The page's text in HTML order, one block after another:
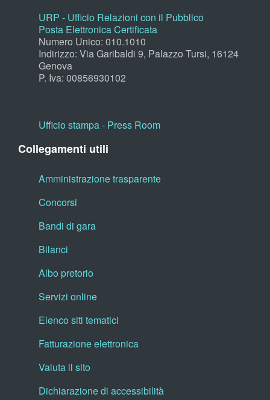
URP - Ufficio Relazioni con il Pubblico
Posta Elettronica Certificata
Numero Unico: 010.1010
Indirizzo: Via Garibaldi 9, Palazzo Tursi, 16124
Genova
P. Iva: 00856930102
Ufficio stampa - Press Room
Collegamenti utili
Amministrazione trasparente
Concorsi
Bandi di gara
Bilanci
Albo pretorio
Servizi online
Elenco siti tematici
Fatturazione elettronica
Valuta il sito
Dichiarazione di accessibilità